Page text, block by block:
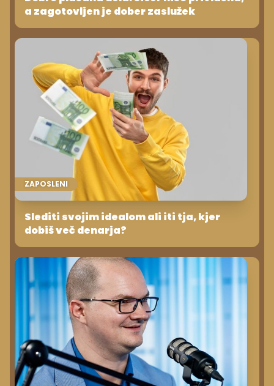
a zagotovljen je dober zaslužek
ZAPOSLENI
Slediti svojim idealom ali iti tja, kjer
dobiš več denarja?